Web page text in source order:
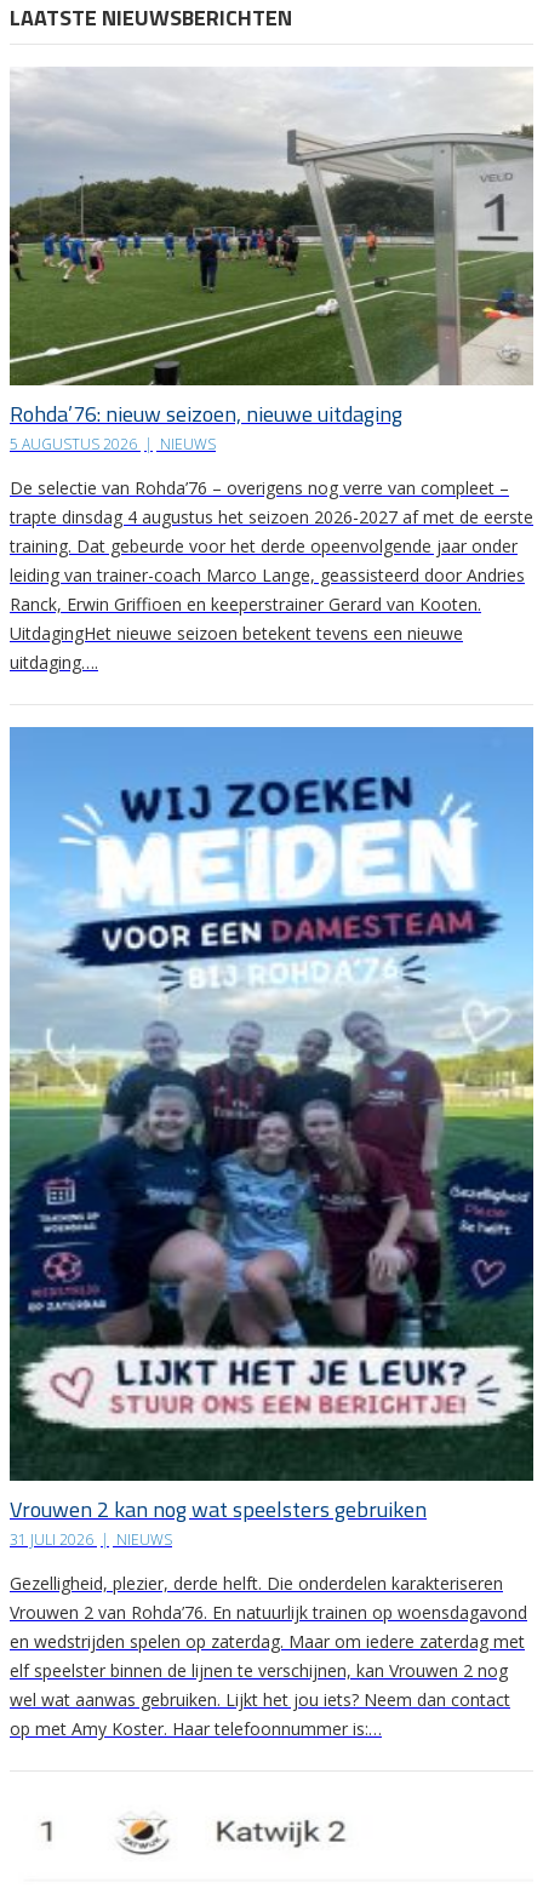
LAATSTE NIEUWSBERICHTEN
Rohda’76: nieuw seizoen, nieuwe uitdaging
5 AUGUSTUS 2026 | NIEUWS
De selectie van Rohda’76 – overigens nog verre van compleet –
trapte dinsdag 4 augustus het seizoen 2026-2027 af met de eerste
training. Dat gebeurde voor het derde opeenvolgende jaar onder
leiding van trainer-coach Marco Lange, geassisteerd door Andries
Ranck, Erwin Griffioen en keeperstrainer Gerard van Kooten.
UitdagingHet nieuwe seizoen betekent tevens een nieuwe
uitdaging….
Vrouwen 2 kan nog wat speelsters gebruiken
31 JULI 2026 | NIEUWS
Gezelligheid, plezier, derde helft. Die onderdelen karakteriseren
Vrouwen 2 van Rohda’76. En natuurlijk trainen op woensdagavond
en wedstrijden spelen op zaterdag. Maar om iedere zaterdag met
elf speelster binnen de lijnen te verschijnen, kan Vrouwen 2 nog
wel wat aanwas gebruiken. Lijkt het jou iets? Neem dan contact
op met Amy Koster. Haar telefoonnummer is:…